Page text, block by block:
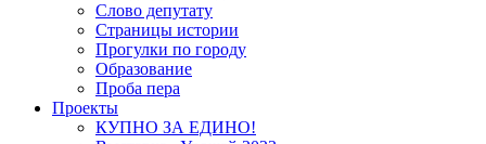
Слово депутату
Страницы истории
Прогулки по городу
Образование
Проба пера
Проекты
КУПНО ЗА ЕДИНО!